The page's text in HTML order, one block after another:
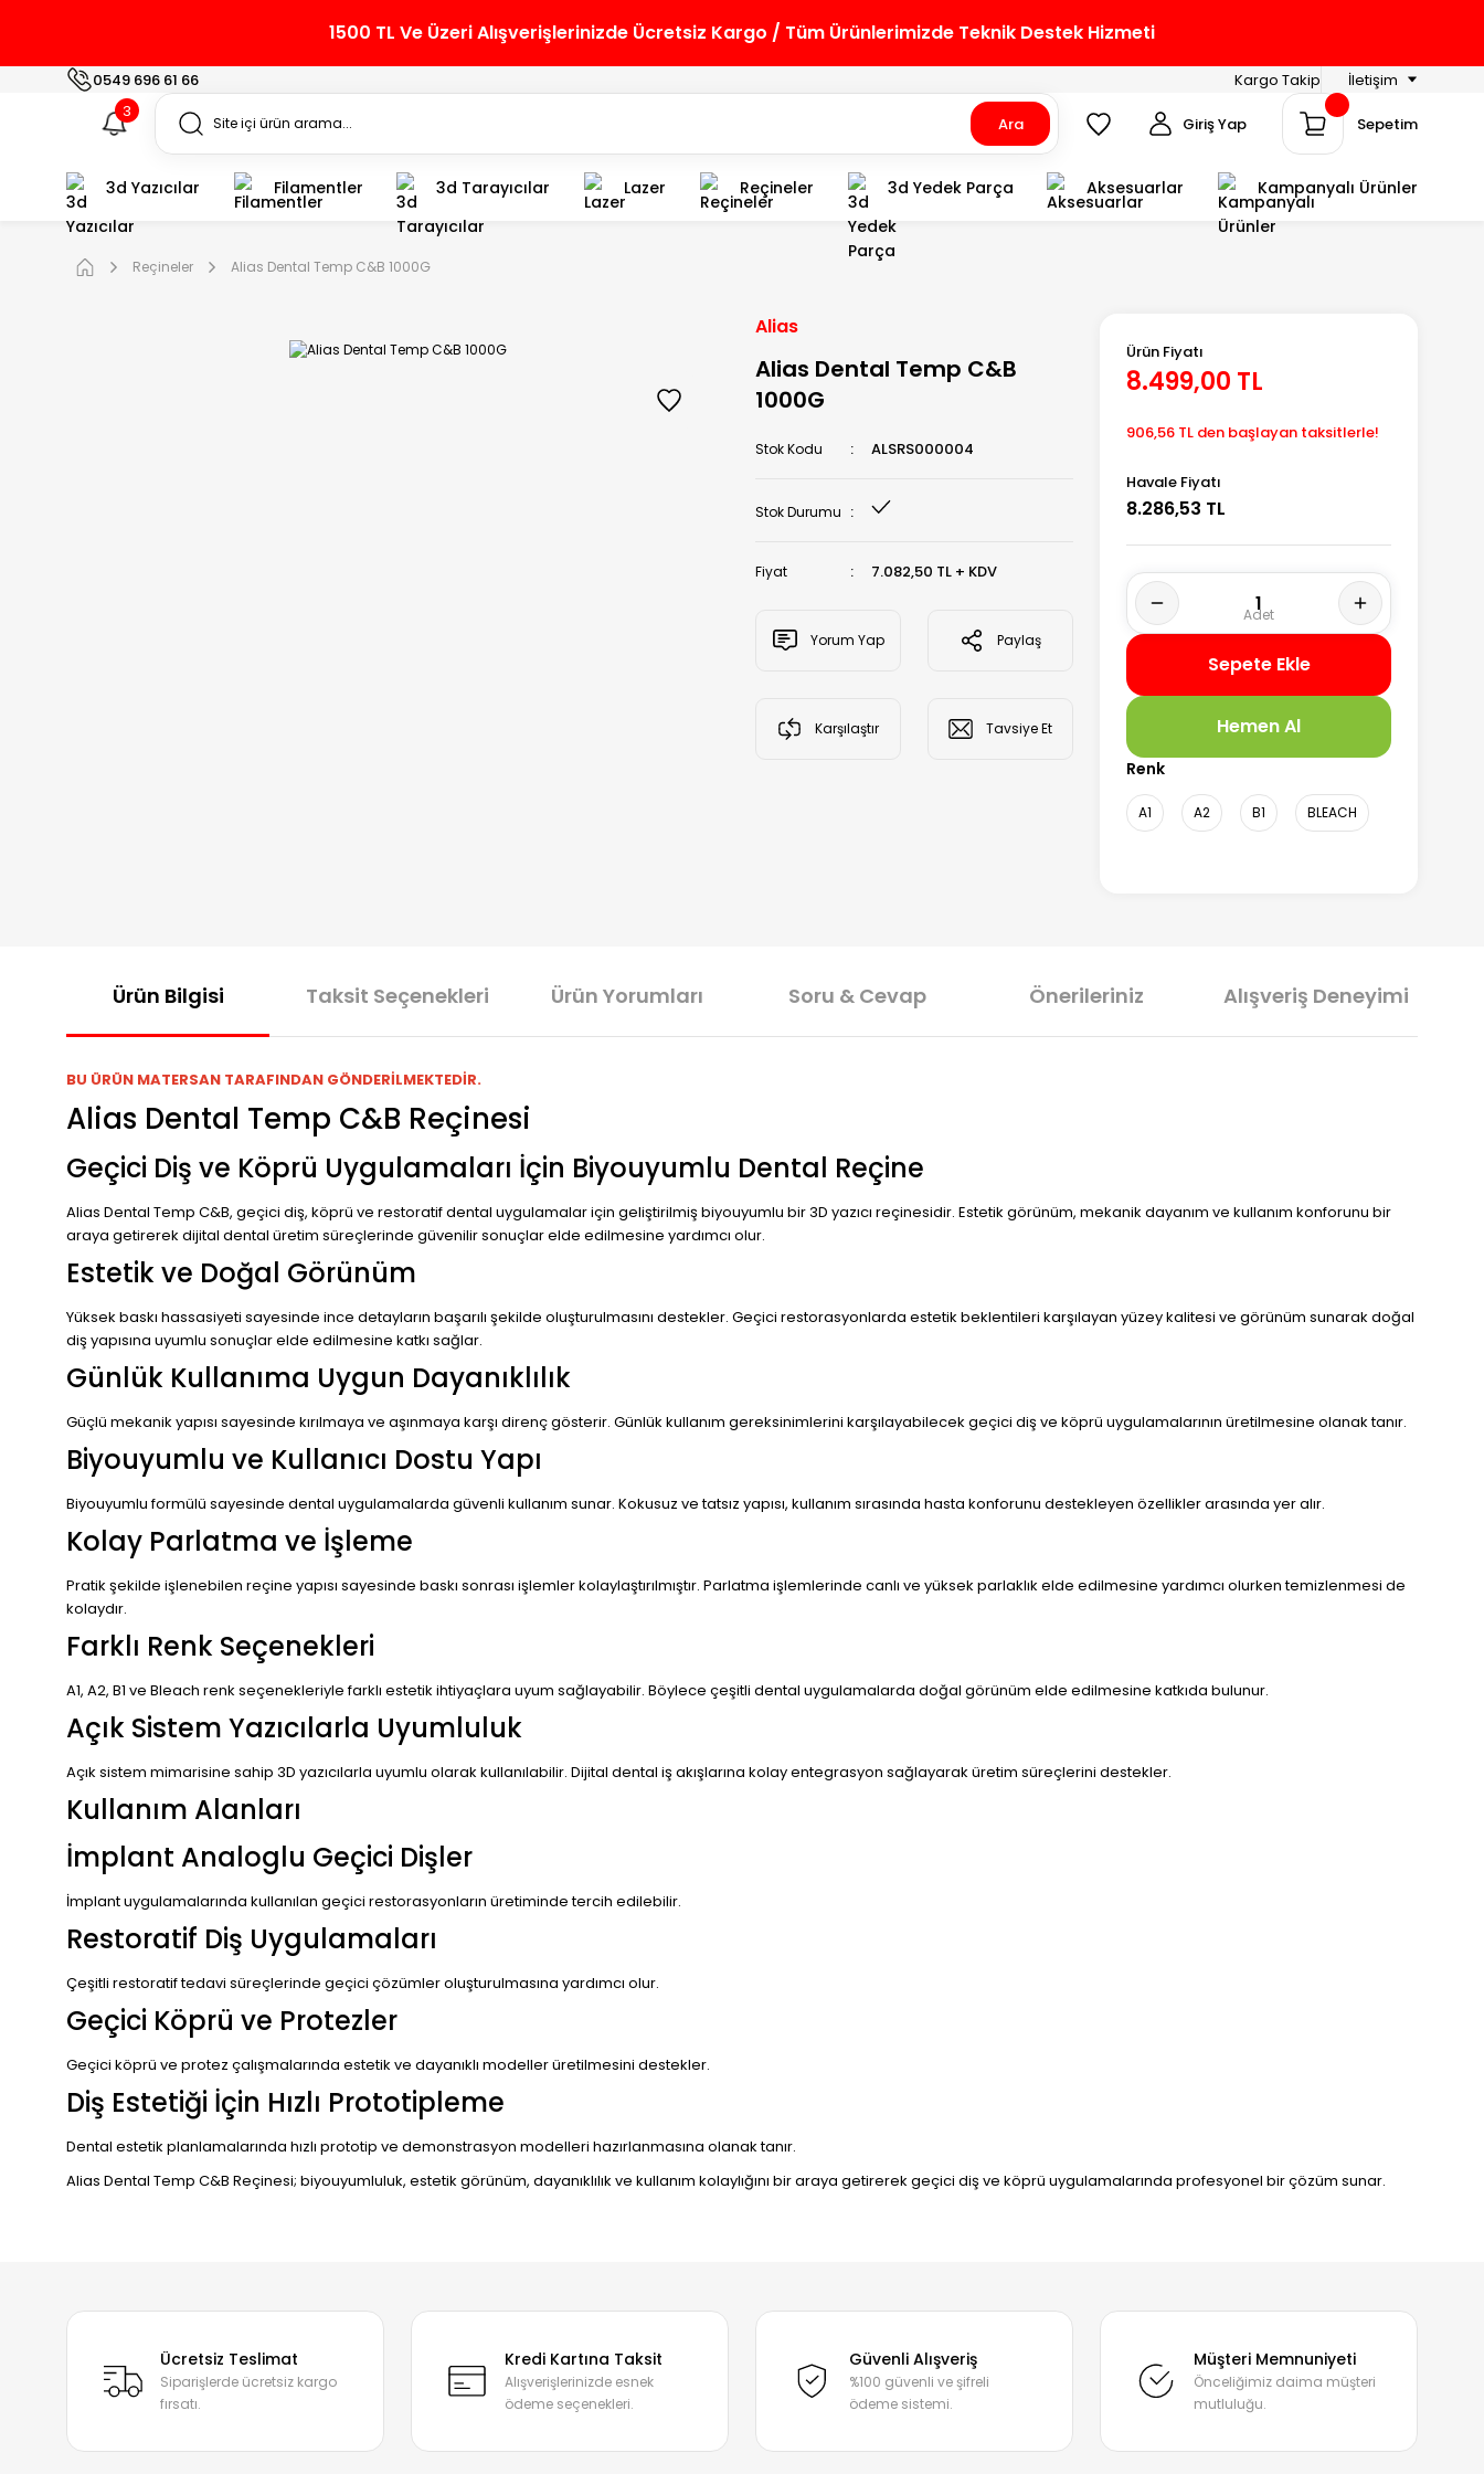
1500 TL Ve Üzeri Alışverişlerinizde Ücretsiz Kargo / Tüm Ürünlerimizde Teknik Destek Hizmeti
0549 696 61 66 Kargo Takip
İletişim
3
Ara Giriş Yap Sepetim
3d Yazıcılar Filamentler 3d Tarayıcılar Lazer Reçineler 3d Yedek Parça Aksesuarlar Kampanyalı Ürünler
Reçineler Alias Dental Temp C&B 1000G
Alias
Alias Dental Temp C&B
1000G
Stok Kodu ALSRS000004
Stok Durumu
Fiyat 7.082,50 TL + KDV
Yorum Yap Paylaş
Karşılaştır Tavsiye Et
Ürün Fiyatı
8.499,00 TL
906,56 TL den başlayan taksitlerle!
Havale Fiyatı
8.286,53 TL
Sepete Ekle
Hemen Al
Renk
A1 A2 B1 BLEACH
Ürün Bilgisi Taksit Seçenekleri Ürün Yorumları Soru & Cevap Önerileriniz Alışveriş Deneyimi
BU ÜRÜN MATERSAN TARAFINDAN GÖNDERİLMEKTEDİR.
Alias Dental Temp C&B Reçinesi
Geçici Diş ve Köprü Uygulamaları İçin Biyouyumlu Dental Reçine
Alias Dental Temp C&B, geçici diş, köprü ve restoratif dental uygulamalar için geliştirilmiş biyouyumlu bir 3D yazıcı reçinesidir. Estetik görünüm, mekanik dayanım ve kullanım konforunu bir
araya getirerek dijital dental üretim süreçlerinde güvenilir sonuçlar elde edilmesine yardımcı olur.
Estetik ve Doğal Görünüm
Yüksek baskı hassasiyeti sayesinde ince detayların başarılı şekilde oluşturulmasını destekler. Geçici restorasyonlarda estetik beklentileri karşılayan yüzey kalitesi ve görünüm sunarak doğal
diş yapısına uyumlu sonuçlar elde edilmesine katkı sağlar.
Günlük Kullanıma Uygun Dayanıklılık
Güçlü mekanik yapısı sayesinde kırılmaya ve aşınmaya karşı direnç gösterir. Günlük kullanım gereksinimlerini karşılayabilecek geçici diş ve köprü uygulamalarının üretilmesine olanak tanır.
Biyouyumlu ve Kullanıcı Dostu Yapı
Biyouyumlu formülü sayesinde dental uygulamalarda güvenli kullanım sunar. Kokusuz ve tatsız yapısı, kullanım sırasında hasta konforunu destekleyen özellikler arasında yer alır.
Kolay Parlatma ve İşleme
Pratik şekilde işlenebilen reçine yapısı sayesinde baskı sonrası işlemler kolaylaştırılmıştır. Parlatma işlemlerinde canlı ve yüksek parlaklık elde edilmesine yardımcı olurken temizlenmesi de
kolaydır.
Farklı Renk Seçenekleri
A1, A2, B1 ve Bleach renk seçenekleriyle farklı estetik ihtiyaçlara uyum sağlayabilir. Böylece çeşitli dental uygulamalarda doğal görünüm elde edilmesine katkıda bulunur.
Açık Sistem Yazıcılarla Uyumluluk
Açık sistem mimarisine sahip 3D yazıcılarla uyumlu olarak kullanılabilir. Dijital dental iş akışlarına kolay entegrasyon sağlayarak üretim süreçlerini destekler.
Kullanım Alanları
İmplant Analoglu Geçici Dişler
İmplant uygulamalarında kullanılan geçici restorasyonların üretiminde tercih edilebilir.
Restoratif Diş Uygulamaları
Çeşitli restoratif tedavi süreçlerinde geçici çözümler oluşturulmasına yardımcı olur.
Geçici Köprü ve Protezler
Geçici köprü ve protez çalışmalarında estetik ve dayanıklı modeller üretilmesini destekler.
Diş Estetiği İçin Hızlı Prototipleme
Dental estetik planlamalarında hızlı prototip ve demonstrasyon modelleri hazırlanmasına olanak tanır.
Alias Dental Temp C&B Reçinesi; biyouyumluluk, estetik görünüm, dayanıklılık ve kullanım kolaylığını bir araya getirerek geçici diş ve köprü uygulamalarında profesyonel bir çözüm sunar.
Görüş ve önerileriniz için teşekkür ederiz.
Ürün resmi kalitesiz, bozuk veya görüntülenemiyor.
Ürün bilgilerinde hatalar bulunuyor.
İlgili satıcı
F... P... | 06/06/2026
Ücretsiz Teslimat
Siparişlerde ücretsiz kargo
fırsatı.
Kredi Kartına Taksit
Alışverişlerinizde esnek
ödeme seçenekleri.
Güvenli Alışveriş
%100 güvenli ve şifreli
ödeme sistemi.
Müşteri Memnuniyeti
Önceliğimiz daima müşteri
mutluluğu.